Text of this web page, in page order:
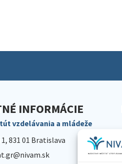
INFORMÁCIE
vzdelávania a mládeže
831 01 Bratislava